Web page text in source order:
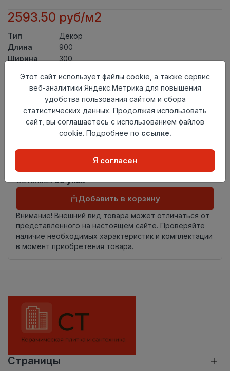
2593.50 руб/м2
Тип
Декор
Длина
900
Ширина
300
Товарная
группа
Керамическая Плитка
9,8
Поверхность глянцевая
Страна
происхождения
Индия
Номер
Осталось55 упак
Добавить в корзину
Внимание! Внешний вид товара может отличаться от
представленного на настоящем сайте. Проверяйте
наличие необходимых характеристик и комплектации
в момент приобретения товара.
Страницы
Этот сайт использует файлы cookie, а также сервис
веб-аналитики Яндекс.Метрика для повышения
удобства пользования сайтом и сбора
статистических данных. Продолжая использовать
сайт, вы соглашаетесь с использованием файлов
cookie. Подробнее по ссылке.
Я согласен